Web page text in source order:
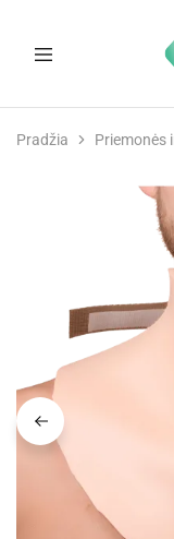
ir
Pradžia Priemonės